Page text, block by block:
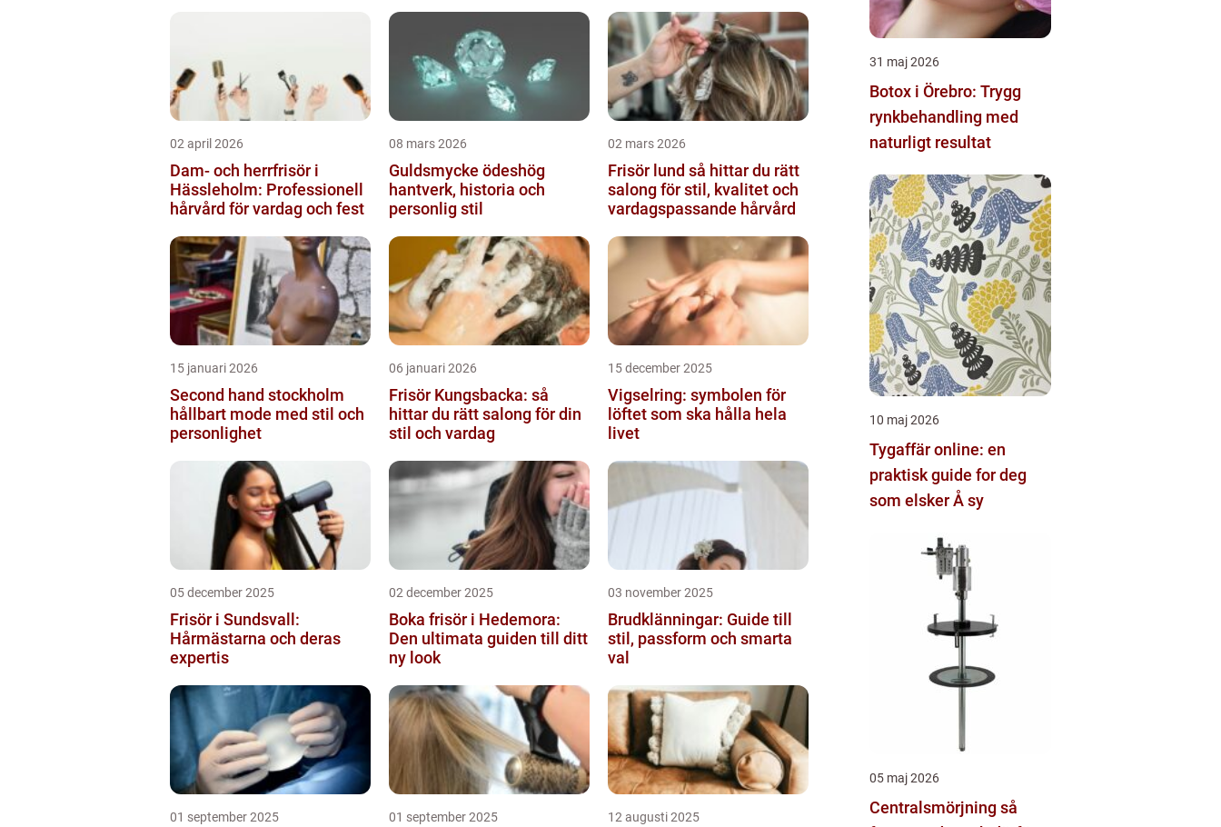
02 april 2026
Dam- och herrfrisör i
Hässleholm: Professionell
hårvård för vardag och fest
08 mars 2026
Guldsmycke ödeshög
hantverk, historia och
personlig stil
02 mars 2026
Frisör lund så hittar du rätt
salong för stil, kvalitet och
vardagspassande hårvård
15 januari 2026
Second hand stockholm
hållbart mode med stil och
personlighet
06 januari 2026
Frisör Kungsbacka: så
hittar du rätt salong för din
stil och vardag
15 december 2025
Vigselring: symbolen för
löftet som ska hålla hela
livet
05 december 2025
Frisör i Sundsvall:
Hårmästarna och deras
expertis
02 december 2025
Boka frisör i Hedemora:
Den ultimata guiden till ditt
ny look
03 november 2025
Brudklänningar: Guide till
stil, passform och smarta
val
01 september 2025 01 september 2025 12 augusti 2025
31 maj 2026
Botox i Örebro: Trygg
rynkbehandling med
naturligt resultat
10 maj 2026
Tygaffär online: en
praktisk guide for deg
som elsker Å sy
05 maj 2026
Centralsmörjning så